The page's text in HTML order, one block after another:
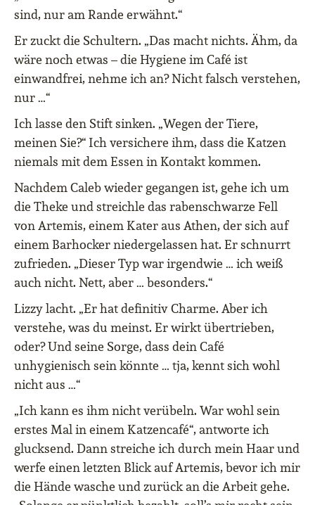
sind, nur am Rande erwähnt.“
Er zuckt die Schultern. „Das macht nichts. Ähm, da
wäre noch etwas – die Hygiene im Café ist
einwandfrei, nehme ich an? Nicht falsch verstehen,
nur …“
Ich lasse den Stift sinken. „Wegen der Tiere,
meinen Sie?“ Ich versichere ihm, dass die Katzen
niemals mit dem Essen in Kontakt kommen.
Nachdem Caleb wieder gegangen ist, gehe ich um
die Theke und streichle das rabenschwarze Fell
von Artemis, einem Kater aus Athen, der sich auf
einem Barhocker niedergelassen hat. Er schnurrt
zufrieden. „Dieser Typ war irgendwie … ich weiß
auch nicht. Nett, aber … besonders.“
Lizzy lacht. „Er hat definitiv Charme. Aber ich
verstehe, was du meinst. Er wirkt übertrieben,
oder? Und seine Sorge, dass dein Café
unhygienisch sein könnte … tja, kennt sich wohl
nicht aus …“
„Ich kann es ihm nicht verübeln. War wohl sein
erstes Mal in einem Katzencafé“, antworte ich
glucksend. Dann streiche ich durch mein Haar und
werfe einen letzten Blick auf Artemis, bevor ich mir
die Hände wasche und zurück an die Arbeit gehe.